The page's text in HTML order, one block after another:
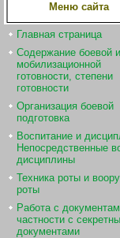
Меню сайта
Главная страница
Содержание боевой и
мобилизационной
готовности, степени
готовности
Организация боевой
подготовка
Воспитание и
Непосредственные
дисциплины
Техника роты и
роты
Работа с
частности с
документами